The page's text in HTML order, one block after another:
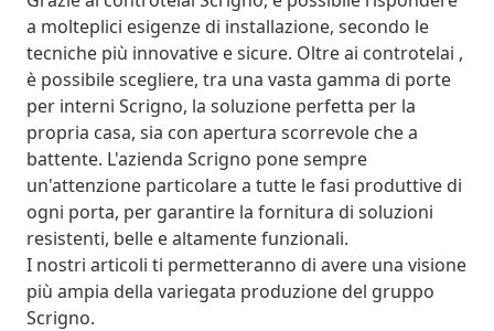
a molteplici esigenze di installazione, secondo le
tecniche più innovative e sicure. Oltre ai controtelai ,
è possibile scegliere, tra una vasta gamma di porte
per interni Scrigno, la soluzione perfetta per la
propria casa, sia con apertura scorrevole che a
battente. L'azienda Scrigno pone sempre
un'attenzione particolare a tutte le fasi produttive di
ogni porta, per garantire la fornitura di soluzioni
resistenti, belle e altamente funzionali.
I nostri articoli ti permetteranno di avere una visione
più ampia della variegata produzione del gruppo
Scrigno.